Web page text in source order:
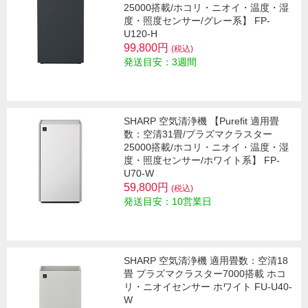
25000搭載/ホコリ・ニオイ・温度・湿
度・照度センサー/グレー系】 FP-
U120-H
99,800円 (税込)
発送目安：3週間
SHARP 空気清浄機 【Purefit 適用畳
数：空清31畳/プラズマクラスター
25000搭載/ホコリ・ニオイ・温度・湿
度・照度センサー/ホワイト系】 FP-
U70-W
59,800円 (税込)
発送目安：10営業日
SHARP 空気清浄機 適用畳数：空清18
畳 プラズマクラスター7000搭載 ホコ
リ・ニオイセンサー ホワイト FU-U40-
W